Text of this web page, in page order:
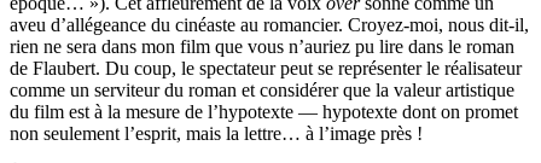
aveu d’allégeance du cinéaste au romancier. Croyez-moi, nous dit-il,
rien ne sera dans mon film que vous n’auriez pu lire dans le roman
de Flaubert. Du coup, le spectateur peut se représenter le réalisateur
comme un serviteur du roman et considérer que la valeur artistique
du film est à la mesure de l’hypotexte — hypotexte dont on promet
non seulement l’esprit, mais la lettre… à l’image près !